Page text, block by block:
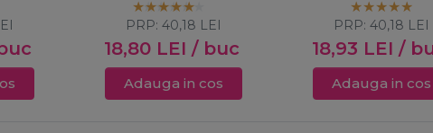
18,80 LEI / buc
PRP:40,18 LEI
Adauga in cos
18,93 LEI /
PRP: 40,18 LEI
Adauga in cos